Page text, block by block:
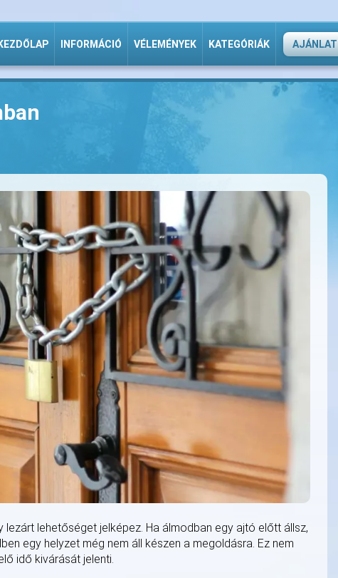
KEZDŐLAP INFORMÁCIÓ VÉLEMÉNYEK KATEGÓRIÁK AJÁNLAT
lehetőséget jelképez. Ha álmodban egy ajtó előtt állsz,
egy helyzet még nem áll készen a megoldásra. Ez nem
idő kivárását jelenti.